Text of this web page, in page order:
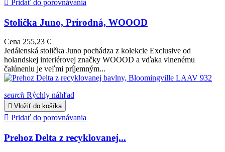
Pridať do porovnávania
Stolička Juno, Prírodná, WOOOD
Cena 255,23 €
Jedálenská stolička Juno pochádza z kolekcie Exclusive od
holandskej interiérovej značky WOOOD a vďaka vlnenému
čalúneniu je veľmi príjemným...
search Rýchly náhľad
 Vložiť do košíka
 Pridať do porovnávania
Prehoz Delta z recyklovanej...